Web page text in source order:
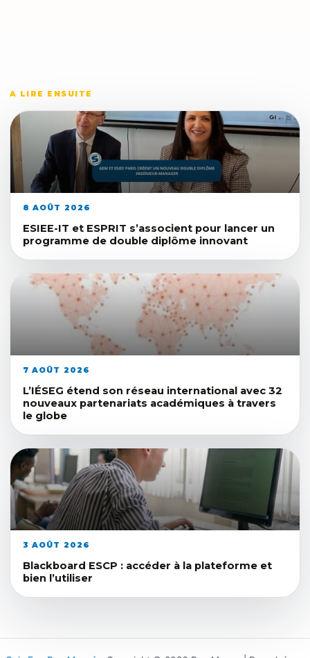
A LIRE ENSUITE
8 AOÛT 2026
ESIEE-IT et ESPRIT s’associent pour lancer un
programme de double diplôme innovant
7 AOÛT 2026
L’IÉSEG étend son réseau international avec 32
nouveaux partenariats académiques à travers
le globe
3 AOÛT 2026
Blackboard ESCP : accéder à la plateforme et
bien l’utiliser